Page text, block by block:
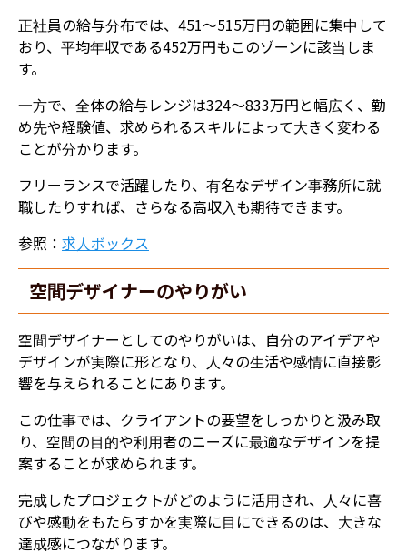
正社員の給与分布では、451〜515万円の範囲に集中して
おり、平均年収である452万円もこのゾーンに該当しま
す。
一方で、全体の給与レンジは324〜833万円と幅広く、勤
め先や経験値、求められるスキルによって大きく変わる
ことが分かります。
フリーランスで活躍したり、有名なデザイン事務所に就
職したりすれば、さらなる高収入も期待できます。
参照： 求人ボックス
空間デザイナーのやりがい
空間デザイナーとしてのやりがいは、自分のアイデアや
デザインが実際に形となり、人々の生活や感情に直接影
響を与えられることにあります。
この仕事では、クライアントの要望をしっかりと汲み取
り、空間の目的や利用者のニーズに最適なデザインを提
案することが求められます。
完成したプロジェクトがどのように活用され、人々に喜
びや感動をもたらすかを実際に目にできるのは、大きな
達成感につながります。